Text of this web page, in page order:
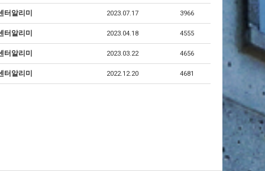
터알리미 2023.07.17 3966
터알리미 2023.04.18 4555
터알리미 2023.03.22 4656
터알리미 2022.12.20 4681